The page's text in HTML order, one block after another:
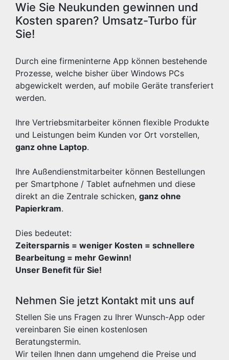
Wie Sie Neukunden gewinnen und
Kosten sparen? Umsatz-Turbo für
Sie!
Durch eine firmeninterne App können bestehende
Prozesse, welche bisher über Windows PCs
abgewickelt werden, auf mobile Geräte transferiert
werden.
Ihre Vertriebsmitarbeiter können flexible Produkte
und Leistungen beim Kunden vor Ort vorstellen,
ganz ohne Laptop.
Ihre Außendienstmitarbeiter können Bestellungen
per Smartphone / Tablet aufnehmen und diese
direkt an die Zentrale schicken, ganz ohne
Papierkram.
Dies bedeutet:
Zeitersparnis = weniger Kosten = schnellere
Bearbeitung = mehr Gewinn!
Unser Benefit für Sie!
Nehmen Sie jetzt Kontakt mit uns auf
Stellen Sie uns Fragen zu Ihrer Wunsch-App oder
vereinbaren Sie einen kostenlosen
Beratungstermin.
Wir teilen Ihnen dann umgehend die Preise und